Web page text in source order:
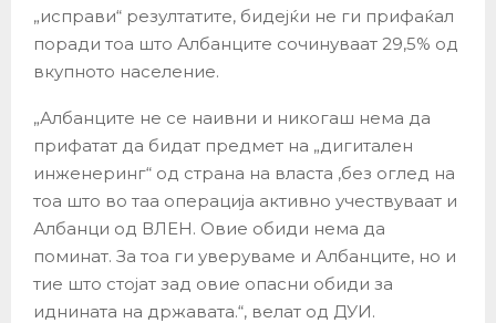
„исправи“ резултатите, бидејќи не ги прифаќал
поради тоа што Албанците сочинуваат 29,5% од
вкупното население.
„Албанците не се наивни и никогаш нема да
прифатат да бидат предмет на „дигитален
инженеринг“ од страна на власта ,без оглед на
тоа што во таа операција активно учествуваат и
Албанци од ВЛЕН. Овие обиди нема да
поминат. За тоа ги уверуваме и Албанците, но и
тие што стојат зад овие опасни обиди за
иднината на државата.“, велат од ДУИ.